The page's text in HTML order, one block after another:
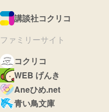
講談社コクリコ
ファミリーサイト
コクリコ
WEB げんき
Aneひめ.net
青い鳥文庫